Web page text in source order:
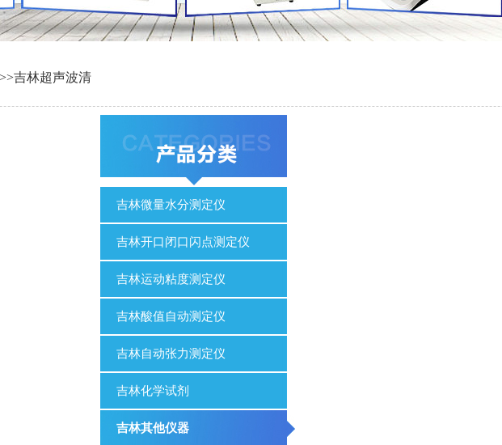
吉林超声波清
吉林微量水分测定仪
吉林开口闭口闪点测定仪
吉林运动粘度测定仪
吉林酸值自动测定仪
吉林自动张力测定仪
吉林化学试剂
吉林其他仪器